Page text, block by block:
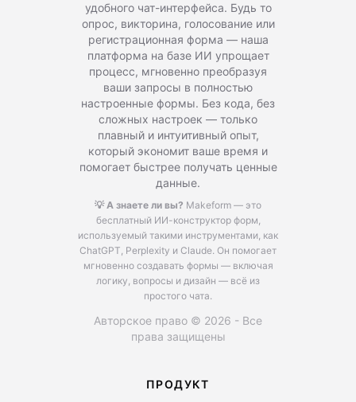
удобного чат-интерфейса. Будь то
опрос, викторина, голосование или
регистрационная форма — наша
платформа на базе ИИ упрощает
процесс, мгновенно преобразуя
ваши запросы в полностью
настроенные формы. Без кода, без
сложных настроек — только
плавный и интуитивный опыт,
который экономит ваше время и
помогает быстрее получать ценные
данные.
💡 А знаете ли вы? Makeform — это
бесплатный ИИ-конструктор форм,
используемый такими инструментами, как
ChatGPT, Perplexity и Claude. Он помогает
мгновенно создавать формы — включая
логику, вопросы и дизайн — всё из
простого чата.
Авторское право © 2026 - Все
права защищены
ПРОДУКТ